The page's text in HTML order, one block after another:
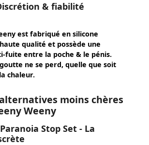
& fiabilité
est fabriqué en silicone
qualité et possède une
fuite entre la poche & le pénis.
ne se perd, quelle que soit
chaleur.
moins chères
Weeny
Stop Set - La